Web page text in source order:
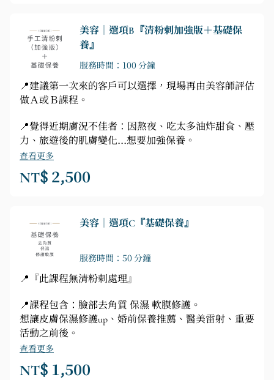
美容｜選項B『清粉刺加強版＋基礎保
養』
服務時間：100 分鐘
📍建議第一次來的客戶可以選擇，現場再由美容師評估
做Ａ或Ｂ課程。
📍覺得近期膚況不佳者：因熬夜、吃太多油炸甜食、壓
力、旅遊後的肌膚變化...想要加強保養。
查看更多
NT$ 2,500
美容｜選項C『基礎保養』
服務時間：50 分鐘
📍『此課程無清粉刺處理』
📍課程包含：臉部去角質 保濕 軟膜修護。
想讓皮膚保濕修護up、婚前保養推薦、醫美雷射、重要
活動之前後。
查看更多
NT$ 1,500